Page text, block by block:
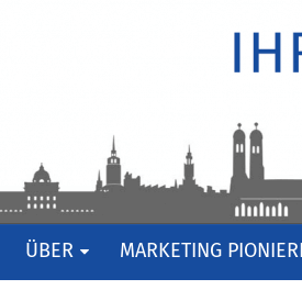
ÜBER MARKETING